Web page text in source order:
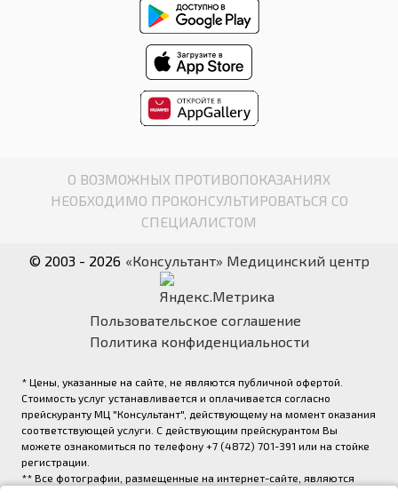
О ВОЗМОЖНЫХ ПРОТИВОПОКАЗАНИЯХ
НЕОБХОДИМО ПРОКОНСУЛЬТИРОВАТЬСЯ СО
СПЕЦИАЛИСТОМ
© 2003 - 2026 «Консультант» Медицинский центр
Пользовательское соглашение
Политика конфиденциальности
* Цены, указанные на сайте, не являются публичной офертой.
Стоимость услуг устанавливается и оплачивается согласно
прейскуранту МЦ "Консультант", действующему на момент оказания
соответствующей услуги. С действующим прейскурантом Вы
можете ознакомиться по телефону +7 (4872) 701-391 или на стойке
регистрации.
** Все фотографии, размещенные на интернет-сайте, являются